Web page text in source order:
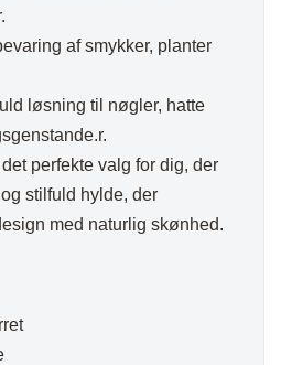
af smykker, planter
løsning til nøgler, hatte
perfekte valg for dig, der
stilfuld hylde, der
med naturlig skønhed.